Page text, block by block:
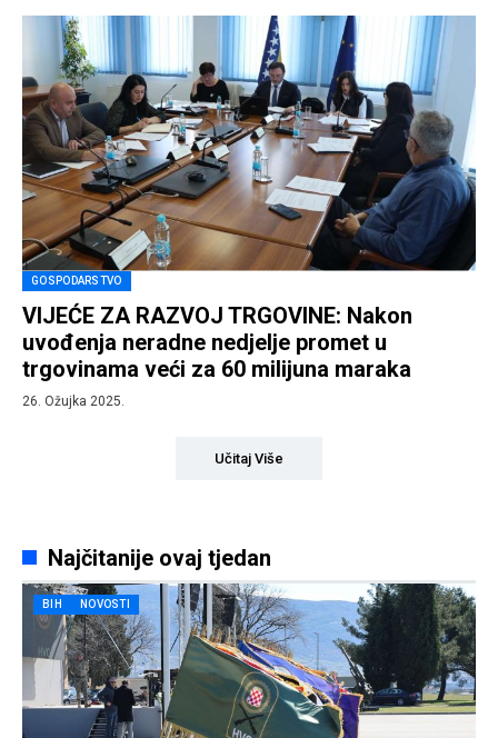
GOSPODARSTVO
VIJEĆE ZA RAZVOJ TRGOVINE: Nakon
uvođenja neradne nedjelje promet u
trgovinama veći za 60 milijuna maraka
26. Ožujka 2025.
Učitaj Više
Najčitanije ovaj tjedan
BIH NOVOSTI